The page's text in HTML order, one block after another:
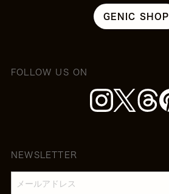
GENIC SHOP
FOLLOW US ON
NEWSLETTER